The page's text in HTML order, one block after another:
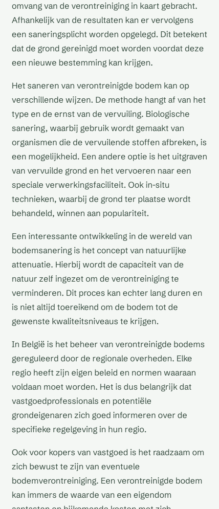
omvang van de verontreiniging in kaart gebracht.
Afhankelijk van de resultaten kan er vervolgens
een saneringsplicht worden opgelegd. Dit betekent
dat de grond gereinigd moet worden voordat deze
een nieuwe bestemming kan krijgen.
Het saneren van verontreinigde bodem kan op
verschillende wijzen. De methode hangt af van het
type en de ernst van de vervuiling. Biologische
sanering, waarbij gebruik wordt gemaakt van
organismen die de vervuilende stoffen afbreken, is
een mogelijkheid. Een andere optie is het uitgraven
van vervuilde grond en het vervoeren naar een
speciale verwerkingsfaciliteit. Ook in-situ
technieken, waarbij de grond ter plaatse wordt
behandeld, winnen aan populariteit.
Een interessante ontwikkeling in de wereld van
bodemsanering is het concept van natuurlijke
attenuatie. Hierbij wordt de capaciteit van de
natuur zelf ingezet om de verontreiniging te
verminderen. Dit proces kan echter lang duren en
is niet altijd toereikend om de bodem tot de
gewenste kwaliteitsniveaus te krijgen.
In België is het beheer van verontreinigde bodems
gereguleerd door de regionale overheden. Elke
regio heeft zijn eigen beleid en normen waaraan
voldaan moet worden. Het is dus belangrijk dat
vastgoedprofessionals en potentiële
grondeigenaren zich goed informeren over de
specifieke regelgeving in hun regio.
Ook voor kopers van vastgoed is het raadzaam om
zich bewust te zijn van eventuele
bodemverontreiniging. Een verontreinigde bodem
kan immers de waarde van een eigendom